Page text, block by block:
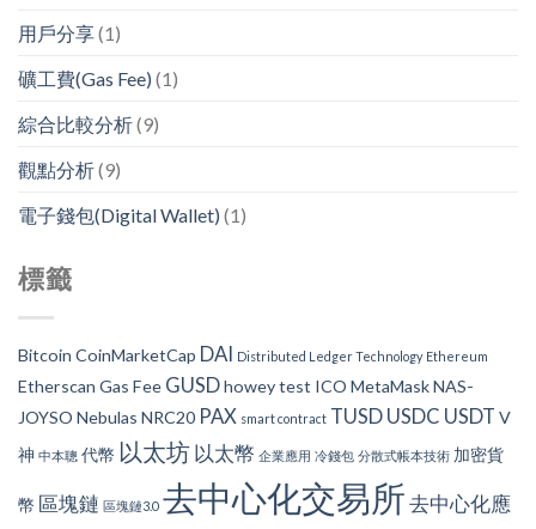
用戶分享(1)
礦工費(Gas Fee) (1)
綜合比較分析(9)
觀點分析(9)
電子錢包(Digital Wallet) (1)
標籤
Bitcoin CoinMarketCap DAI Distributed Ledger Technology Ethereum
Etherscan Gas Fee GUSDhowey test ICO MetaMaskNAS-
JOYSO Nebulas NRC20 PAX smart contract TUSD USDC USDT V
神 中本聰 代幣 以太坊 以太幣 企業應用 冷錢包 分散式帳本技術 加密貨
幣 區塊鏈 區塊鏈3.0 去中心化交易所 去中心化應